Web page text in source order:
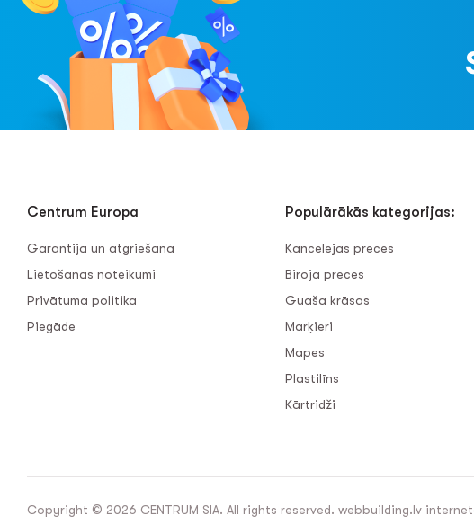
Centrum Europa
Garantija un atgriešana
Lietošanas noteikumi
Privātuma politika
Piegāde
Populārākās kategorijas:
Kancelejas preces
Biroja preces
Guaša krāsas
Marķieri
Mapes
Plastilīns
Kārtridži
Copyright © 2026 CENTRUM SIA. All rights reserved. webbuilding.lv